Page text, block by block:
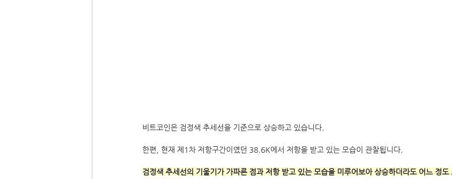
비트코인은 검정색 추세선을 기준으로 상승하고 있습니다.
한편, 현재 제1차 저항구간이였던 38.6K에서 저항을 받고 있는 모습이 관찰됩니다.
검정색 추세선의 기울기가 가파른 점과 저항 받고 있는 모습을 미루어보아 상승하더라도 어느 정도